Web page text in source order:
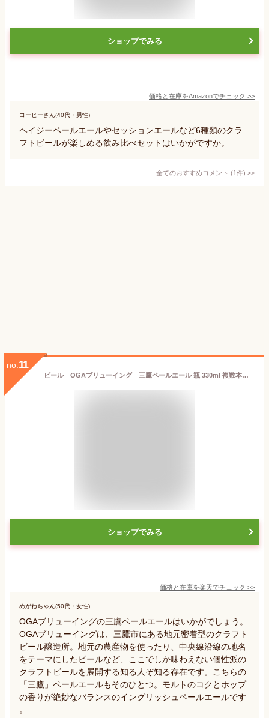
ショップでみる
価格と在庫をAmazonでチェック >>
コーヒーさん(40代・男性)
ヘイジーペールエールやセッションエールなど6種類のクラ
フトビールが楽しめる飲み比べセットはいかがですか。
全てのおすすめコメント (1件) >
no. 11
ビール OGAブリューイング 三鷹ペールエール 瓶 330ml 複数本ラッピング・熨斗不可 クール便 (04017) 東京都 beer(66-7)
ショップでみる
価格と在庫を楽天でチェック >>
めがねちゃん(50代・女性)
OGAブリューイングの三鷹ペールエールはいかがでしょう。
OGAブリューイングは、三鷹市にある地元密着型のクラフト
ビール醸造所。地元の農産物を使ったり、中央線沿線の地名
をテーマにしたビールなど、ここでしか味わえない個性派の
クラフトビールを展開する知る人ぞ知る存在です。こちらの
「三鷹」ペールエールもそのひとつ。モルトのコクとホップ
の香りが絶妙なバランスのイングリッシュペールエールです
。